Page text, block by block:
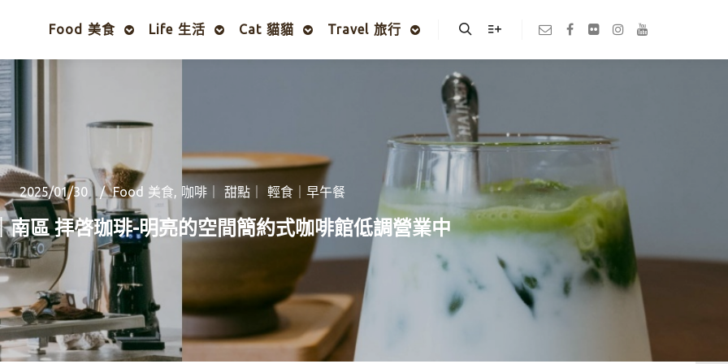
Food 美食 Life 生活 Cat 貓貓 Travel 旅行
2025/01/30 Food 美食, 咖啡｜ 甜點｜ 輕食｜早午餐
南區 拝啓珈琲-明亮的空間簡約式咖啡館低調營業中